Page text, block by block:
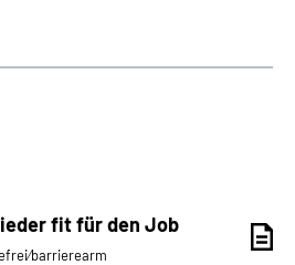
fit für den Job